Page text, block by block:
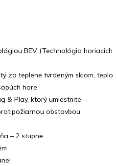
BEV (Technológia horiacich
za teplene tvrdeným sklom, teplo
hore
& Play, ktorý umiestnite
obstavbou
– 2 stupne